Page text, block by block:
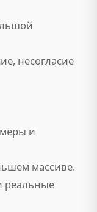
несогласие
и
массиве.
реальные